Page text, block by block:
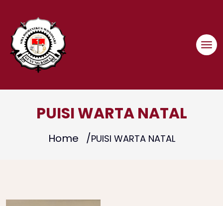
content
PUISI WARTA NATAL
Home PUISI WARTA NATAL